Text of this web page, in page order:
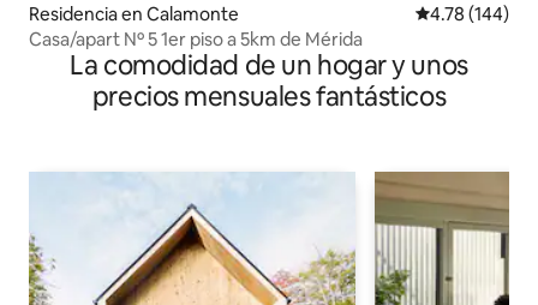
Residencia en Calamonte Calificación
4.78 (144)
Casa/apart Nº 5 1er piso a 5km de Mérida
La comodidad de un hogar y unos
precios mensuales fantásticos